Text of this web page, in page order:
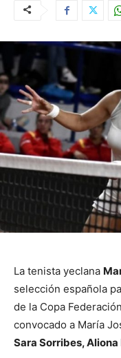
La tenista yeclana
selección española
de la Copa
convocado a María
Sara Sorribes,